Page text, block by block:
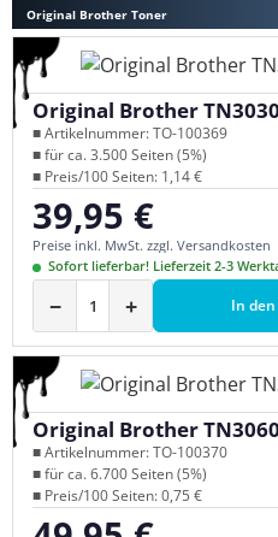
Original Brother Toner
Original Brother
■ Artikelnummer: TO-100369
■ für ca. 3.500 Seiten (5%)
■ Preis/100 Seiten: 1,14 €
Regulärer Preis:
39,95 €
Preise inkl. MwSt. zzgl. Versandkosten
Sofort lieferbar! Lieferzeit 2-3
− + In
Original Brother
■ Artikelnummer: TO-100370
■ für ca. 6.700 Seiten (5%)
■ Preis/100 Seiten: 0,75 €